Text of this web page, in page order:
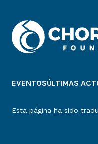
EVENTOSÚLTIMAS
Esta página ha sido